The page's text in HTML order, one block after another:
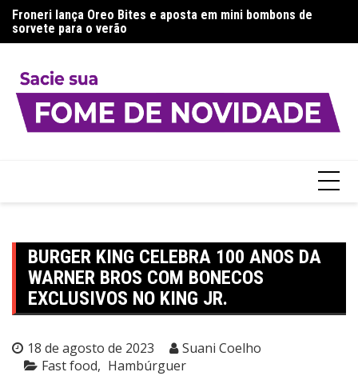
para
o
Froneri lança Oreo Bites e aposta em mini bombons de
sorvete para o verão
BURGER KING CELEBRA 100 ANOS DA
WARNER BROS COM BONECOS
EXCLUSIVOS NO KING JR.
18 de agosto de 2023
Suani Coelho
Fast food
Hambúrguer